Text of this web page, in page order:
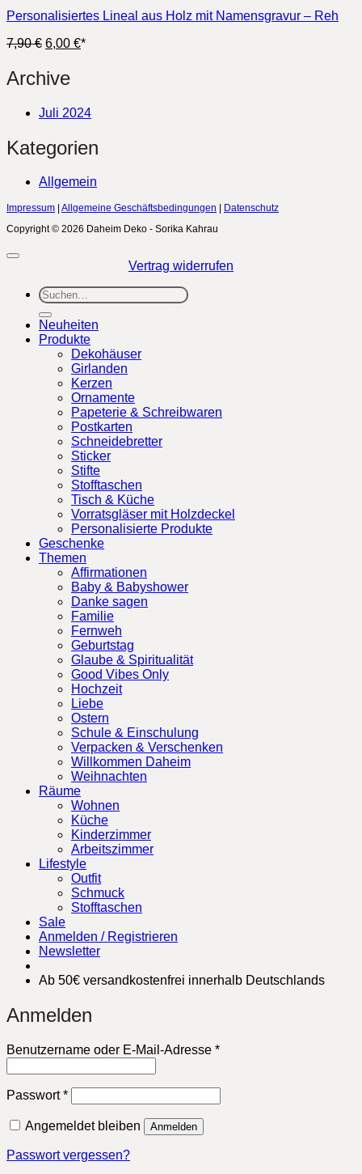
Personalisiertes Lineal aus Holz mit Namensgravur – Reh
7,90€ Ursprünglicher
war:
7,90 €
6,00 €Aktueller
*
Archive
Juli 2024
Kategorien
Allgemein
Impressum Allgemeine Geschäftsbedingungen
Datenschutz
Copyright © 2026 Daheim Deko - Sorika Kahrau
Vertrag widerrufen
Suchen
nach:
Neuheiten
Produkte
Dekohäuser
Girlanden
Kerzen
Ornamente
Papeterie & Schreibwaren
Postkarten
Schneidebretter
Sticker
Stifte
Stofftaschen
Tisch & Küche
Vorratsgläser mit Holzdeckel
Personalisierte Produkte
Geschenke
Themen
Affirmationen
Baby & Babyshower
Danke sagen
Familie
Fernweh
Geburtstag
Glaube & Spiritualität
Good Vibes Only
Hochzeit
Liebe
Ostern
Schule & Einschulung
Verpacken & Verschenken
Willkommen Daheim
Weihnachten
Räume
Wohnen
Küche
Kinderzimmer
Arbeitszimmer
Lifestyle
Outfit
Schmuck
Stofftaschen
Sale
Anmelden / Registrieren
Newsletter
Ab 50€ versandkostenfrei innerhalb Deutschlands
Anmelden
Benutzername oder E-Mail-Adresse *Erforderlich
Passwort*Erforderlich
Angemeldet bleiben Anmelden
Passwort vergessen?